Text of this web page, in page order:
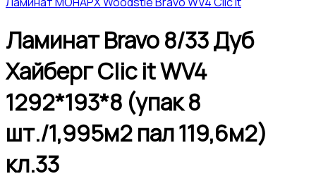
Ламинат Bravo 8/33 Дуб
Хайберг Clic it WV4
1292*193*8 (упак 8
шт./1,995м2 пал 119,6м2)
кл.33